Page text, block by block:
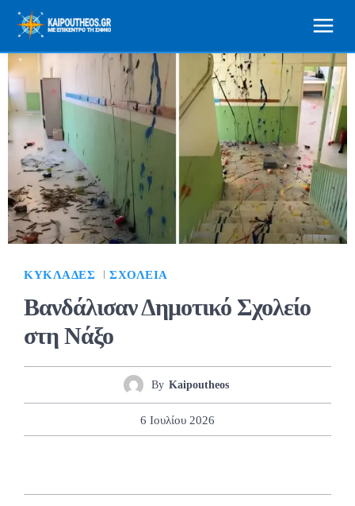
ΚΥΚΛΆΔΕΣ ΣΧΟΛΕΊΑ
Βανδάλισαν Δημοτικό Σχολείο
στη Νάξο
By Kaipoutheos
6 Ιουλίου 2026